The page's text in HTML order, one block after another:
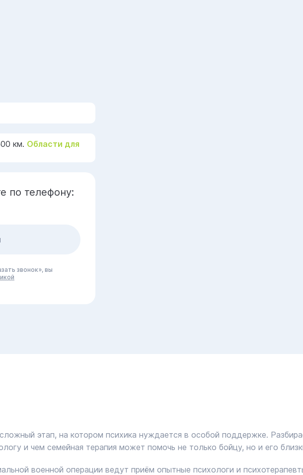
км. Области для
по телефону:
звонок», вы
этап, на котором психика нуждается в особой поддержке.
и чем семейная терапия может помочь не только бойцу, но и его
военной операции ведут приём опытные психологи и